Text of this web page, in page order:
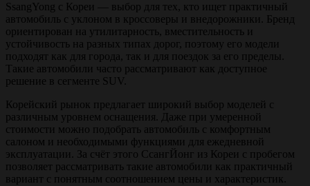
SsangYong с Кореи — выбор для тех, кто ищет практичный
автомобиль с уклоном в кроссоверы и внедорожники. Бренд
ориентирован на утилитарность, вместительность и
устойчивость на разных типах дорог, поэтому его модели
подходят как для города, так и для поездок за его пределы.
Такие автомобили часто рассматривают как доступное
решение в сегменте SUV.
Корейский рынок предлагает широкий выбор моделей с
различным уровнем оснащения. Даже при умеренной
стоимости можно подобрать автомобиль с комфортным
салоном и необходимыми функциями для ежедневной
эксплуатации. За счёт этого СсангЙонг из Кореи с пробегом
позволяет рассматривать такие автомобили как практичный
вариант с понятным соотношением цены и характеристик.